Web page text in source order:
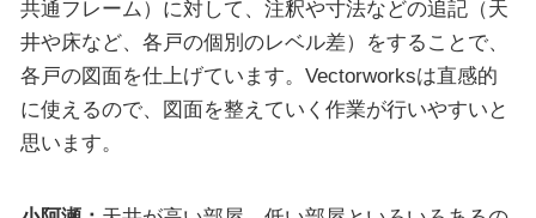
共通フレーム）に対して、注釈や寸法などの追記（天
井や床など、各戸の個別のレベル差）をすることで、
各戸の図面を仕上げています。Vectorworksは直感的
に使えるので、図面を整えていく作業が行いやすいと
思います。